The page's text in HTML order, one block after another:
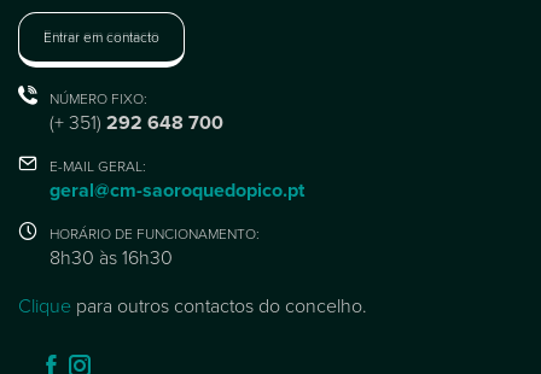
Entrar em contacto
NÚMERO FIXO:
(+ 351) 292 648 700
E-MAIL GERAL:
geral@cm-saoroquedopico.pt
HORÁRIO DE FUNCIONAMENTO:
8h30 às 16h30
Clique para outros contactos do concelho.